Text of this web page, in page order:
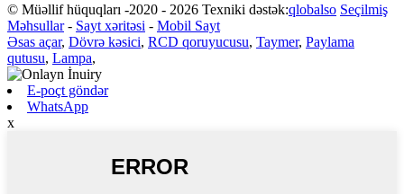
© Müəllif hüquqları -2020 - 2026 Texniki dəstək:qlobalso Seçilmiş
Məhsullar- Sayt xəritəsi - Mobil Sayt
Əsas açar, Dövrə kəsici, RCD qoruyucusu, Taymer, Paylama
qutusu, Lampa,
E-poçt göndər
WhatsApp
x